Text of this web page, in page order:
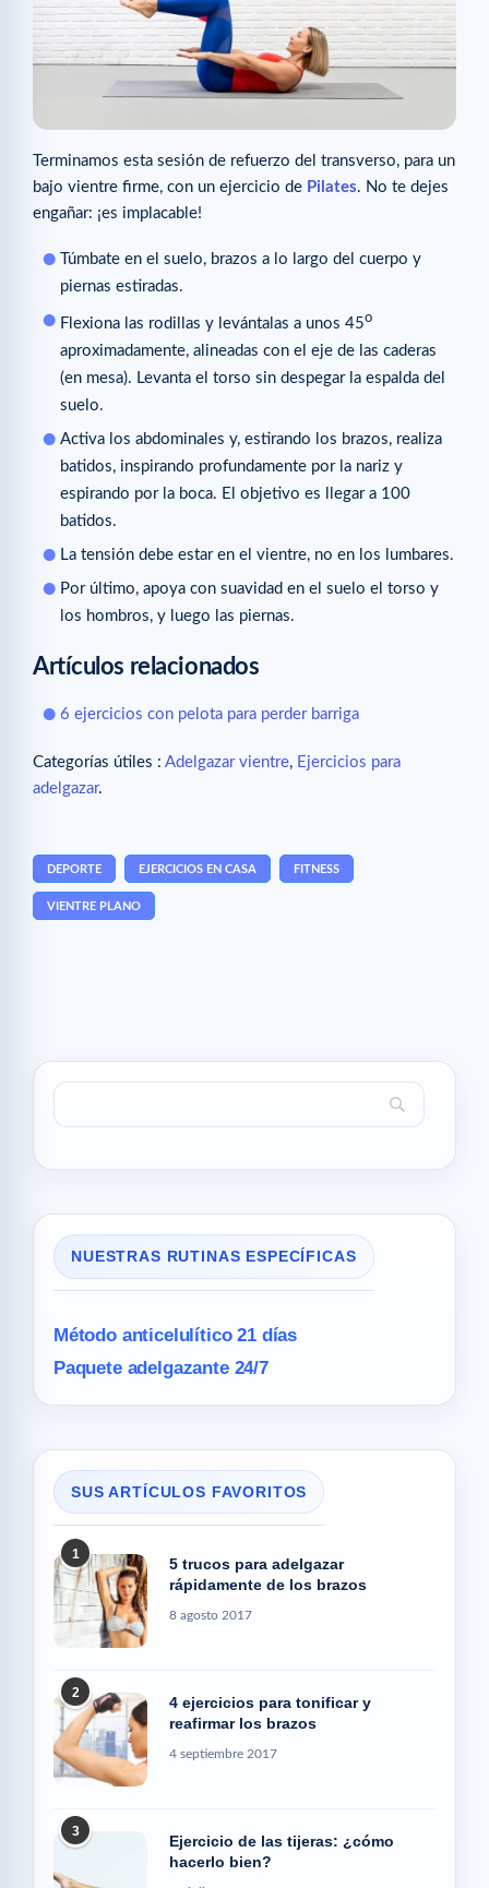
Terminamos esta sesión de refuerzo del transverso, para un
bajo vientre firme, con un ejercicio de Pilates. No te dejes
engañar: ¡es implacable!
Túmbate en el suelo, brazos a lo largo del cuerpo y
piernas estiradas.
Flexiona las rodillas y levántalas a unos 45o
aproximadamente, alineadas con el eje de las caderas
(en mesa). Levanta el torso sin despegar la espalda del
suelo.
Activa los abdominales y, estirando los brazos, realiza
batidos, inspirando profundamente por la nariz y
espirando por la boca. El objetivo es llegar a 100
batidos.
La tensión debe estar en el vientre, no en los lumbares.
Por último, apoya con suavidad en el suelo el torso y
los hombros, y luego las piernas.
Artículos relacionados
6 ejercicios con pelota para perder barriga
Categorías útiles : Adelgazar vientre, Ejercicios para
adelgazar.
DEPORTE EJERCICIOS EN CASA FITNESS
VIENTRE PLANO
NUESTRAS RUTINAS ESPECÍFICAS
Método anticelulítico 21 días
Paquete adelgazante 24/7
SUS ARTÍCULOS FAVORITOS
1
5 trucos para adelgazar
rápidamente de los brazos
8 agosto 2017
2
4 ejercicios para tonificar y
reafirmar los brazos
4 septiembre 2017
3
Ejercicio de las tijeras: ¿cómo
hacerlo bien?